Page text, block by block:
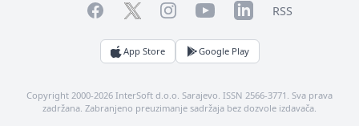
FacebookTwitterInstagramYouTubeLinkedInRSS
App Store Google Play
Copyright 2000-2026 InterSoft d.o.o. Sarajevo. ISSN 2566-3771. Sva prava
zadržana. Zabranjeno preuzimanje sadržaja bez dozvole izdavača.